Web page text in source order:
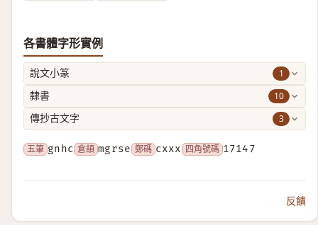
各書體字形實例
說文小篆 1
隸書 10
傳抄古文字 3
五筆 gnhc 倉頡 mgrse 鄭碼 cxxx 四角號碼 17147
反饋